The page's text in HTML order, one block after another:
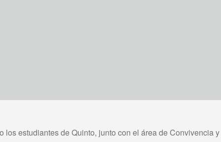
los estudiantes de Quinto, junto con el área de Convivencia